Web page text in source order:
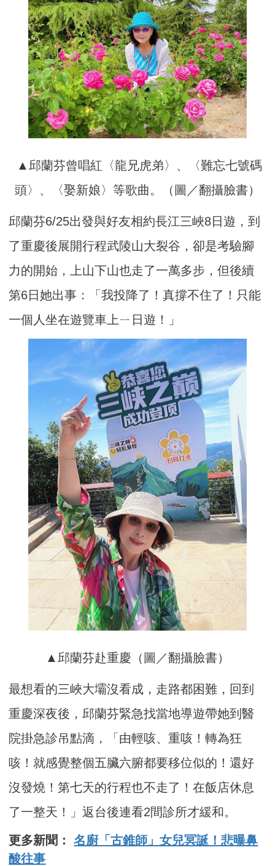
▲邱蘭芬曾唱紅〈龍兄虎弟〉、〈難忘七號碼
頭〉、〈娶新娘〉等歌曲。（圖／翻攝臉書）
邱蘭芬6/25出發與好友相約長江三峽8日遊，到
了重慶後展開行程武陵山大裂谷，卻是考驗腳
力的開始，上山下山也走了一萬多步，但後續
第6日她出事：「我投降了！真撐不住了！只能
一個人坐在遊覽車上ㄧ日遊！」
▲邱蘭芬赴重慶（圖／翻攝臉書）
最想看的三峽大壩沒看成，走路都困難，回到
重慶深夜後，邱蘭芬緊急找當地導遊帶她到醫
院掛急診吊點滴，「由輕咳、重咳！轉為狂
咳！就感覺整個五臟六腑都要移位似的！還好
沒發燒！第七天的行程也不走了！在飯店休息
了一整天！」返台後連看2間診所才緩和。
更多新聞：名廚「古錐師」女兒冥誕！悲曝鼻
酸往事